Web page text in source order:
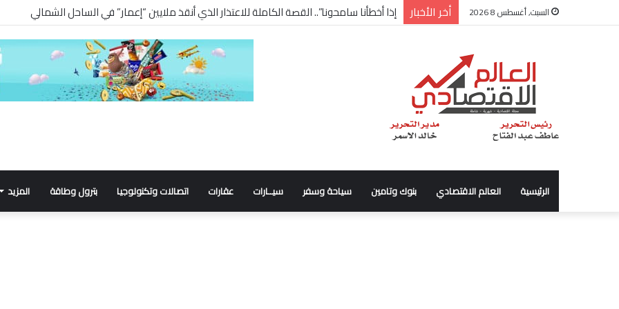
السبت, أغسطس 8 2026 أخر الأخبار شركة “Scope Developments” تعلن تولي أحمد كمال عيسى منصب الرئيس التنفيذي للقطاع التجاري
الرئيسية العالم الاقتصادي بنوك وتامين سياحة وسفر سيــارات عقارات اتصالات وتكنولوجيا بترول وطاقة المزيد